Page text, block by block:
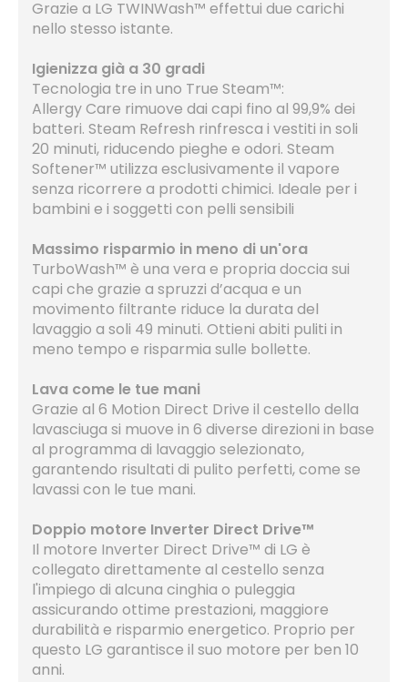
Grazie a LG TWINWash™ effettui due carichi
nello stesso istante.
Igienizza già a 30 gradi
Tecnologia tre in uno True Steam™:
Allergy Care rimuove dai capi fino al 99,9% dei
batteri. Steam Refresh rinfresca i vestiti in soli
20 minuti, riducendo pieghe e odori. Steam
Softener™ utilizza esclusivamente il vapore
senza ricorrere a prodotti chimici. Ideale per i
bambini e i soggetti con pelli sensibili
Massimo risparmio in meno di un'ora
TurboWash™ è una vera e propria doccia sui
capi che grazie a spruzzi d’acqua e un
movimento filtrante riduce la durata del
lavaggio a soli 49 minuti. Ottieni abiti puliti in
meno tempo e risparmia sulle bollette.
Lava come le tue mani
Grazie al 6 Motion Direct Drive il cestello della
lavasciuga si muove in 6 diverse direzioni in base
al programma di lavaggio selezionato,
garantendo risultati di pulito perfetti, come se
lavassi con le tue mani.
Doppio motore Inverter Direct Drive™
Il motore Inverter Direct Drive™ di LG è
collegato direttamente al cestello senza
l'impiego di alcuna cinghia o puleggia
assicurando ottime prestazioni, maggiore
durabilità e risparmio energetico. Proprio per
questo LG garantisce il suo motore per ben 10
anni.